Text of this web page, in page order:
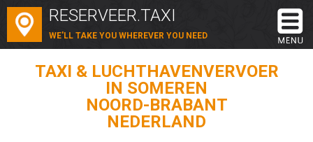
RESERVEER.TAXI
WE'LL TAKE YOU WHEREVER YOU NEED
TAXI & LUCHTHAVENVERVOER
IN SOMEREN
NOORD-BRABANT
NEDERLAND